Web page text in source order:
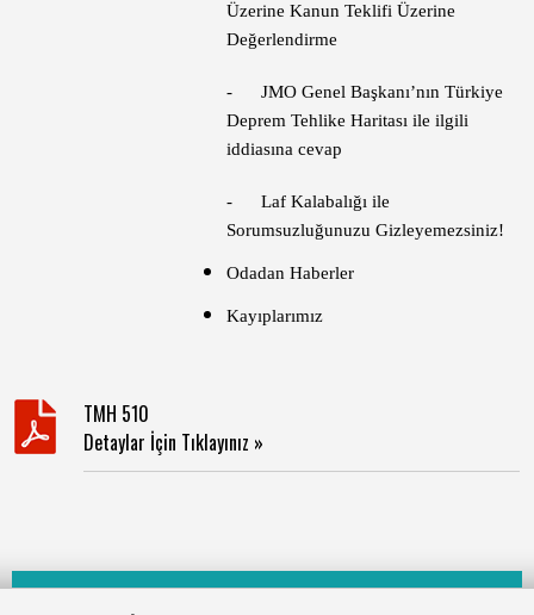
Üzerine Kanun Teklifi Üzerine
Değerlendirme
- JMO Genel Başkanı’nın Türkiye
Deprem Tehlike Haritası ile ilgili
iddiasına cevap
- Laf Kalabalığı ile
Sorumsuzluğunuzu Gizleyemezsiniz!
Odadan Haberler
Kayıplarımız
TMH 510
Detaylar İçin Tıklayınız »